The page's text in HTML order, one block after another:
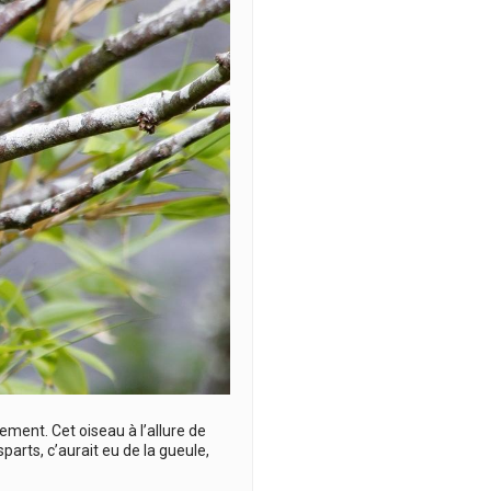
Cet oiseau à l’allure de
c’aurait eu de la gueule,